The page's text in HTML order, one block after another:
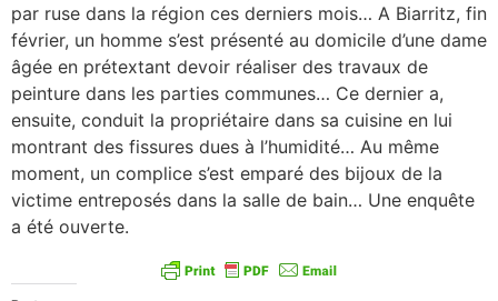
par ruse dans la région ces derniers mois… A Biarritz, fin
février, un homme s’est présenté au domicile d’une dame
âgée en prétextant devoir réaliser des travaux de
peinture dans les parties communes… Ce dernier a,
ensuite, conduit la propriétaire dans sa cuisine en lui
montrant des fissures dues à l’humidité… Au même
moment, un complice s’est emparé des bijoux de la
victime entreposés dans la salle de bain… Une enquête
a été ouverte.